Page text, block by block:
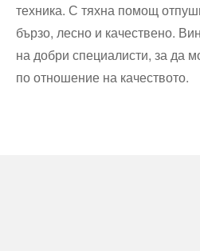
техника. С тяхна помощ
бързо, лесно и качествено.
на добри специалисти, за да
по отношение на качеството.